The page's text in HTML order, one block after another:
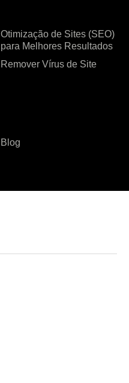
Otimização de Sites (SEO)
para Melhores Resultados
Remover Vírus de Site
Blog